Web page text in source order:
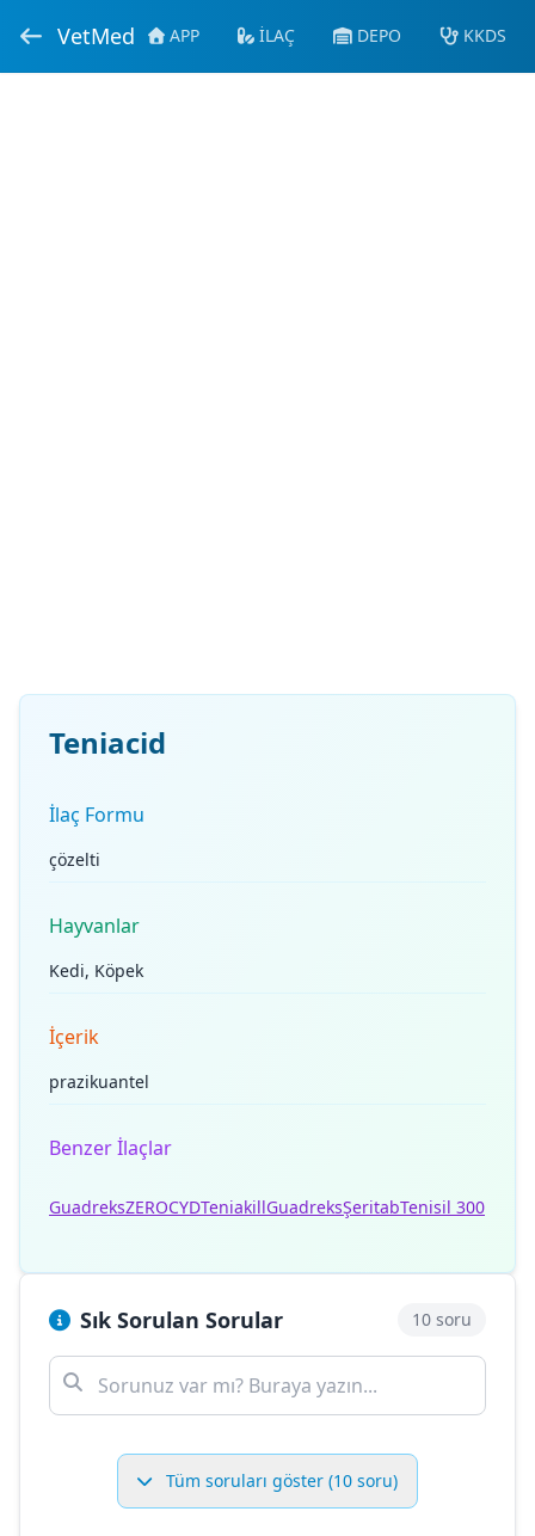
VetMed APP İLAÇ DEPO KKDS
Teniacid
İlaç Formu
çözelti
Hayvanlar
Kedi, Köpek
İçerik
prazikuantel
Benzer İlaçlar
GuadreksZEROCYDTeniakillGuadreksŞeritabTenisil 300
Sık Sorulan Sorular 10 soru
Tüm soruları göster (10 soru)